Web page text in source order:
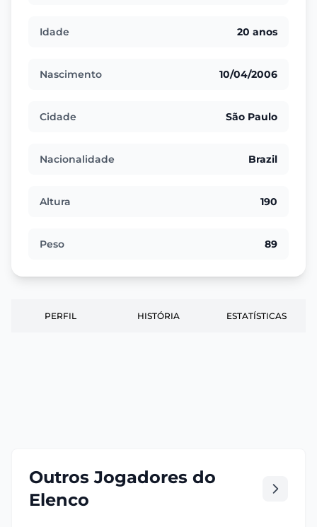
Idade 20 anos
Nascimento 10/04/2006
Cidade São Paulo
Nacionalidade Brazil
Altura 190
Peso 89
PERFIL HISTÓRIA ESTATÍSTICAS
Outros Jogadores do
Elenco